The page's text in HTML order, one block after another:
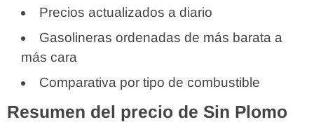
Precios actualizados a diario
Gasolineras ordenadas de más barata a
más cara
Comparativa por tipo de combustible
Resumen del precio de Sin Plomo